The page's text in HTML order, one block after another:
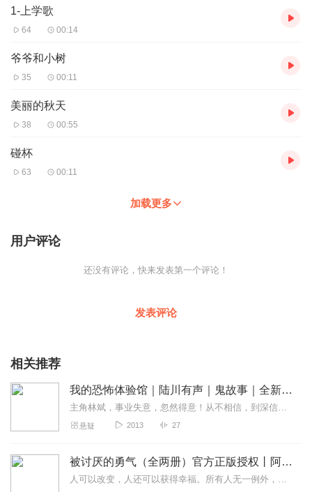
1-上学歌
64 00:14
爷爷和小树
35 00:11
美丽的秋天
38 00:55
碰杯
63 00:11
加载更多
用户评论
还没有评论，快来发表第一个评论！
发表评论
相关推荐
我的恐怖体验馆｜陆川有声｜鬼故事｜全新出炉｜
主角林斌，事业失意，忽然得意！从不相信，到深信不疑！这故事的种种！邀你一起揭破！
悬疑 2013 27
被讨厌的勇气（全两册）官方正版授权丨阿德勒心理学畅销经典｜幸福的勇气
人可以改变，人还可以获得幸福。所有人无一例外，都能如此。——阿德勒心理学一名深陷自卑、无能与不幸福的青年，听到了一名哲人主张的“世界无比单纯，人人都能幸福”便来...